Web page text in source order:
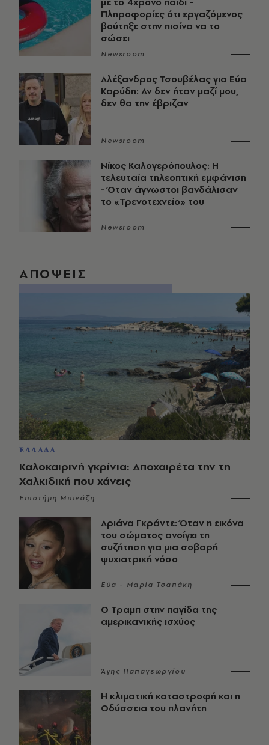
Πληροφορίες ότι εργαζόμενος
βούτηξε στην πισίνα να το
σώσει
Newsroom
Αλέξανδρος Τσουβέλας για Εύα
Καρύδη: Αν δεν ήταν μαζί μου,
δεν θα την έβριζαν
Newsroom
Νίκος Καλογερόπουλος: Η
τελευταία τηλεοπτική εμφάνιση
- Όταν άγνωστοι βανδάλισαν
το «Τρενοτεχνείο» του
Newsroom
ΑΠΟΨΕΙΣ
ΕΛΛΑΔΑ
Καλοκαιρινή γκρίνια: Αποχαιρέτα την τη
Χαλκιδική που χάνεις
Επιστήμη Μπινάζη
Αριάνα Γκράντε: Όταν η εικόνα
του σώματος ανοίγει τη
συζήτηση για μια σοβαρή
ψυχιατρική νόσο
Εύα - Μαρία Τσαπάκη
Ο Τραμπ στην παγίδα της
αμερικανικής ισχύος
Άγης Παπαγεωργίου
Η κλιματική καταστροφή και η
Οδύσσεια του πλανήτη